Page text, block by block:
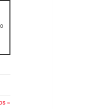
»